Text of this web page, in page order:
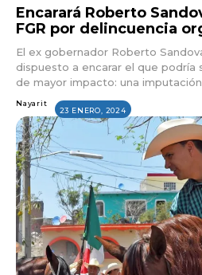
Encarará Roberto
FGR por delincuencia
El ex gobernador Roberto
dispuesto a encarar el que podría
de mayor impacto: una imputación
Nayarit
23 ENERO, 2024